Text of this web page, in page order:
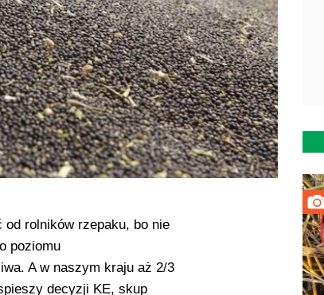
od rolników rzepaku, bo nie
poziomu
A w naszym kraju aż 2/3
decyzji KE, skup